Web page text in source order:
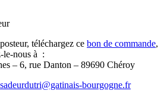
téléchargez ce bon de commande,
le-nous à :
– 6, rue Danton – 89690 Chéroy
bourgogne.fr